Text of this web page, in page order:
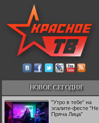
НОВОЕ СЕГОДНЯ
"Утро в тебе" на
эгалите-фесте "Не
Пряча Лица"